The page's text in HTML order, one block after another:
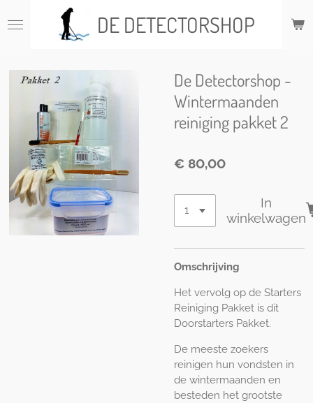
direct
hoofdinhoud
DE DETECTORSHOP
De Detectorshop -
Wintermaanden
reiniging pakket 2
€ 80,00
In
winkelwagen
Omschrijving
Het vervolg op de Starters
Reiniging Pakket is dit
Doorstarters Pakket.
De meeste zoekers
reinigen hun vondsten in
de wintermaanden en
besteden het grootste